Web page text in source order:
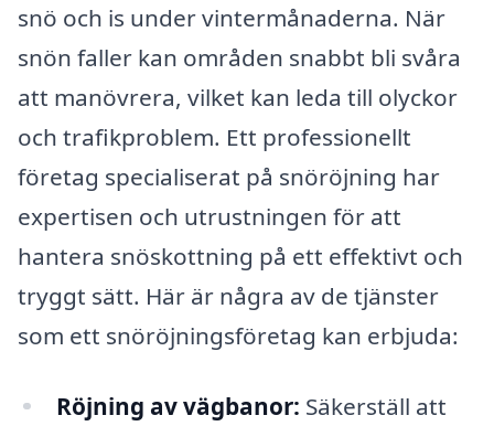
snö och is under vintermånaderna. När
snön faller kan områden snabbt bli svåra
att manövrera, vilket kan leda till olyckor
och trafikproblem. Ett professionellt
företag specialiserat på snöröjning har
expertisen och utrustningen för att
hantera snöskottning på ett effektivt och
tryggt sätt. Här är några av de tjänster
som ett snöröjningsföretag kan erbjuda:
Röjning av vägbanor: Säkerställ att